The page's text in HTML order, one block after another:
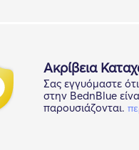
Ακρίβεια
Σας εγγυόμαστε
στην BednBlue
παρουσιάζονται.